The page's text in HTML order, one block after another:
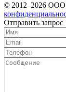
© 2012–2026
Отправить запрос